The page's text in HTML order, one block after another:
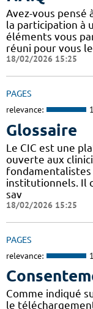
Avez-vous pensé
la participation à
éléments vous
réuni pour vous
18/02/2026 15:25
PAGES
relevance:
Glossaire
Le CIC est une
ouverte aux
institutionnels. Il
sav
18/02/2026 15:25
PAGES
relevance:
Comme indiqué
le